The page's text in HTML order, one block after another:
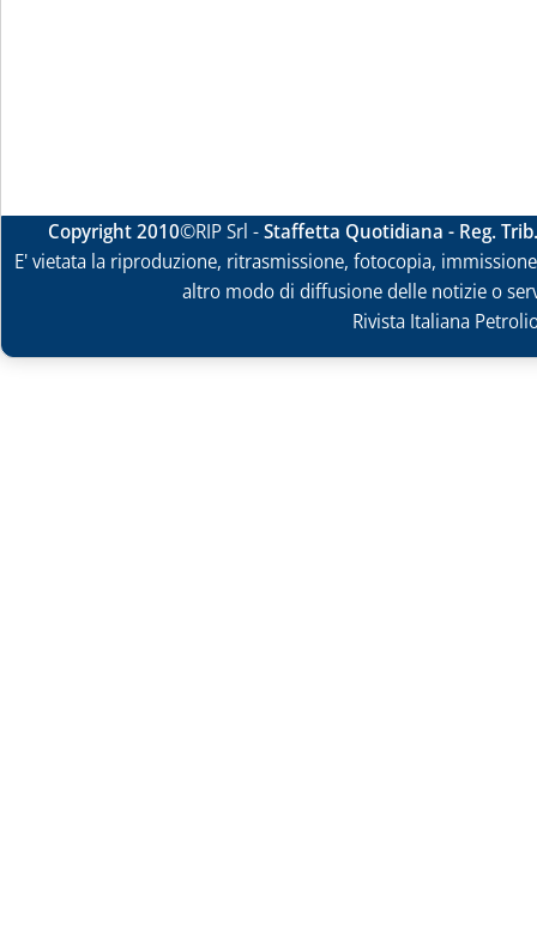
Copyright 2010©RIP Srl -Staffetta Quotidiana - Reg.
E' vietata la riproduzione, ritrasmissione, fotocopia,
altro modo di diffusione delle notizie o
Rivista Italiana